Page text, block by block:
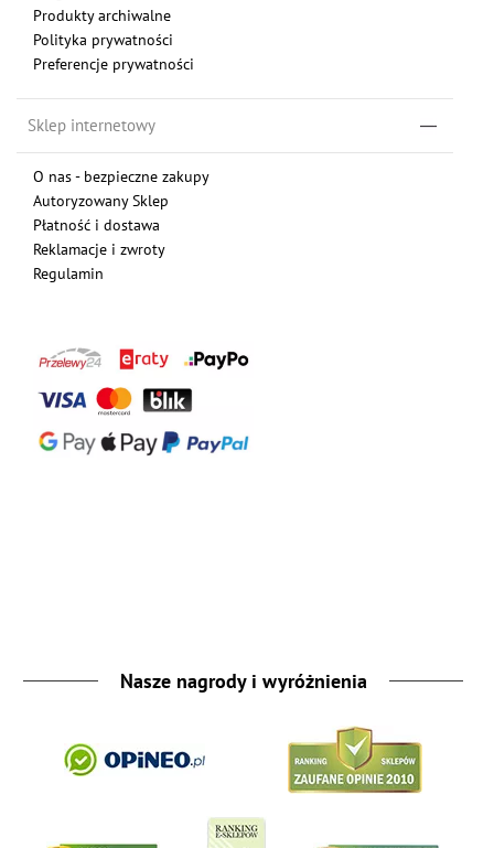
Produkty archiwalne
Polityka prywatności
Preferencje prywatności
Sklep internetowy
O nas - bezpieczne zakupy
Autoryzowany Sklep
Płatność i dostawa
Reklamacje i zwroty
Regulamin
Nasze nagrody i wyróżnienia